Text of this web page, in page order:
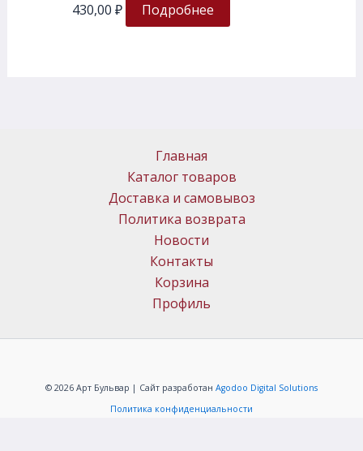
430,00 ₽ Подробнее
Главная
Каталог товаров
Доставка и самовывоз
Политика возврата
Новости
Контакты
Корзина
Профиль
© 2026 Арт Бульвар | Сайт разработан Agodoo Digital Solutions
Политика конфиденциальности